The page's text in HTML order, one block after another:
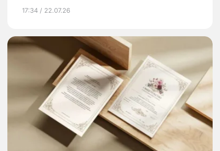
17:34 / 22.07.26